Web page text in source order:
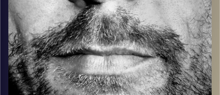
קרדיט תמונות: David Goehring